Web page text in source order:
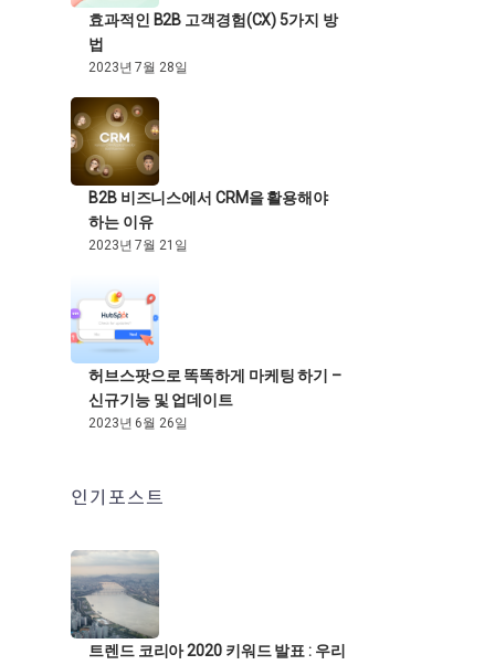
효과적인 B2B 고객경험(CX) 5가지 방
법
2023년 7월 28일
B2B 비즈니스에서 CRM을 활용해야
하는 이유
2023년 7월 21일
허브스팟으로 똑똑하게 마케팅 하기 –
신규기능 및 업데이트
2023년 6월 26일
인기포스트
트렌드 코리아 2020 키워드 발표 : 우리